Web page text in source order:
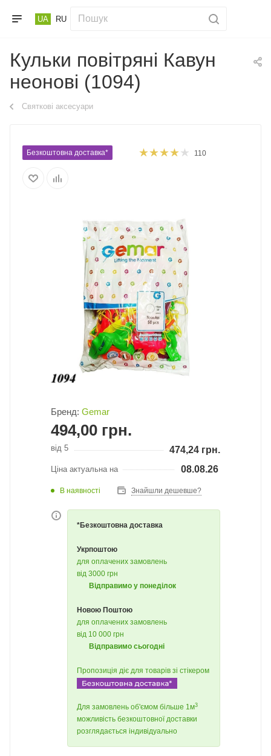
UA RU
Кульки повітряні Кавун
неонові (1094)
Святкові аксесуари
Безкоштовна доставка* 110
Бренд: Gemar
494,00 грн.
від 5 474,24 грн.
Ціна актуальна на 08.08.26
В наявності Знайшли дешевше?
*Безкоштовна доставка
Укрпоштою
для оплачених замовлень
від 3000 грн
Відправимо у понеділок
Новою Поштою
для оплачених замовлень
від 10 000 грн
Відправимо сьогодні
Пропозиція діє для товарів зі стікером
Для замовлень об'ємом більше 1м3
можливість безкоштовної доставки
розглядається індивідуально